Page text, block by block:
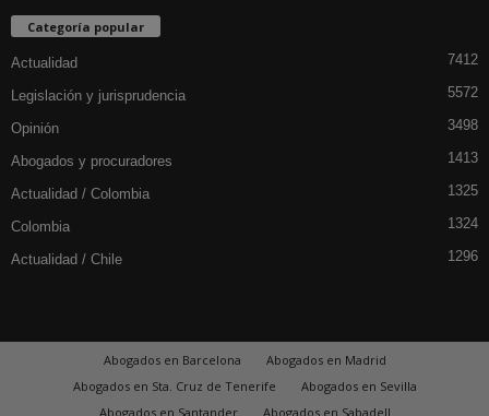
Categoría popular
Actualidad 7412
Legislación y jurisprudencia 5572
Opinión 3498
Abogados y procuradores 1413
Actualidad / Colombia 1325
Colombia 1324
Actualidad / Chile 1296
Abogados en Barcelona
Abogados en Madrid
Abogados en Sta. Cruz de Tenerife
Abogados en Sevilla
Abogados en Santander
Abogados en Sabadell